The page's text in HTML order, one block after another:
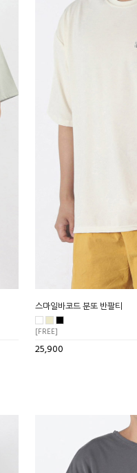
스마일바코드 분또 반팔티
[FREE]
25,900